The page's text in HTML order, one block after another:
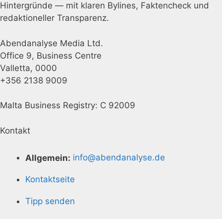
Hintergründe — mit klaren Bylines, Faktencheck und
redaktioneller Transparenz.
Abendanalyse Media Ltd.
Office 9, Business Centre
Valletta, 0000
+356 2138 9009
Malta Business Registry: C 92009
Kontakt
Allgemein: info@abendanalyse.de
Kontaktseite
Tipp senden